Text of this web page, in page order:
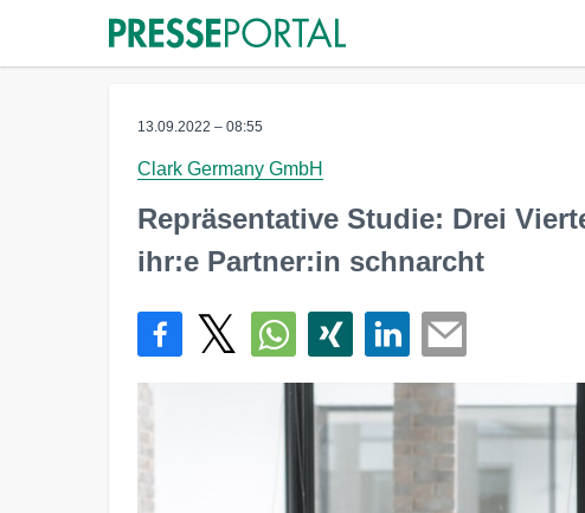
13.09.2022 – 08:55
Clark Germany GmbH
Repräsentative Studie: Drei
ihr:e Partner:in schnarcht